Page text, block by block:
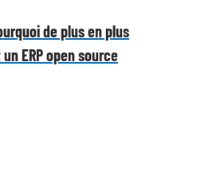
de plus en plus
ERP open source